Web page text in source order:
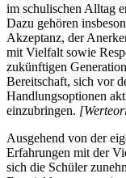
im schulischen Alltag
Dazu gehören
Akzeptanz, der
mit Vielfalt sowie
zukünftigen
Bereitschaft, sich vor
Handlungsoptionen
einzubringen.
Ausgehend von der
Erfahrungen mit der
sich die Schüler